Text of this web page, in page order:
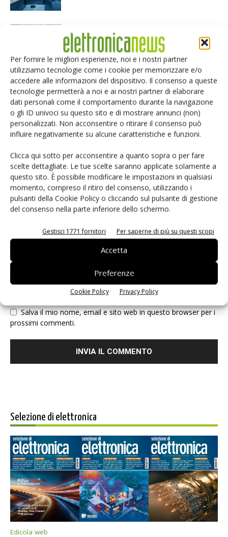
Per fornire le migliori esperienze, noi e i nostri partner
utilizziamo tecnologie come i cookie per memorizzare e/o
accedere alle informazioni del dispositivo. Il consenso a queste
tecnologie permetterà a noi e ai nostri partner di elaborare
dati personali come il comportamento durante la navigazione
o gli ID univoci su questo sito e di mostrare annunci (non)
personalizzati. Non acconsentire o ritirare il consenso può
influire negativamente su alcune caratteristiche e funzioni.
Clicca qui sotto per acconsentire a quanto sopra o per fare
scelte dettagliate. Le tue scelte saranno applicate solamente a
questo sito. È possibile modificare le impostazioni in qualsiasi
momento, compreso il ritiro del consenso, utilizzando i
pulsanti della Cookie Policy o cliccando sul pulsante di gestione
del consenso nella parte inferiore dello schermo.
Gestisci 1771 fornitori Per saperne di più su questi scopi
Accetta
Preferenze
Cookie Policy Privacy Policy
Siemens e NVIDIA insieme sull’IA
agentica per l’EDA
LASCIA UN COMMENTO
Salva il mio nome, email e sito web in questo browser per i
prossimi commenti.
Selezione di elettronica
Edicola web